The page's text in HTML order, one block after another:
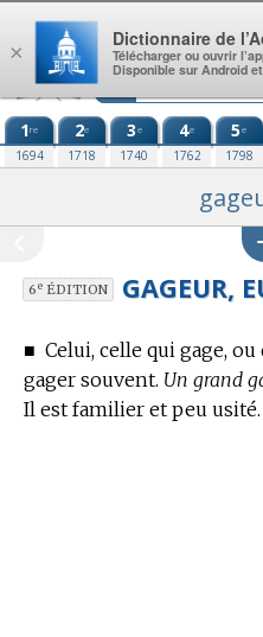
Aller au contenu
1re
1694
2e
1718
3e
1740
4e
1762
5e
1798
6eÉDITION GAGEUR,
■ Celui, celle qui gage,
gager souvent. Un grand
Il est familier et peu usité.
×
Dictionnaire de
Télécharger ou ouvrir
Disponible sur Android